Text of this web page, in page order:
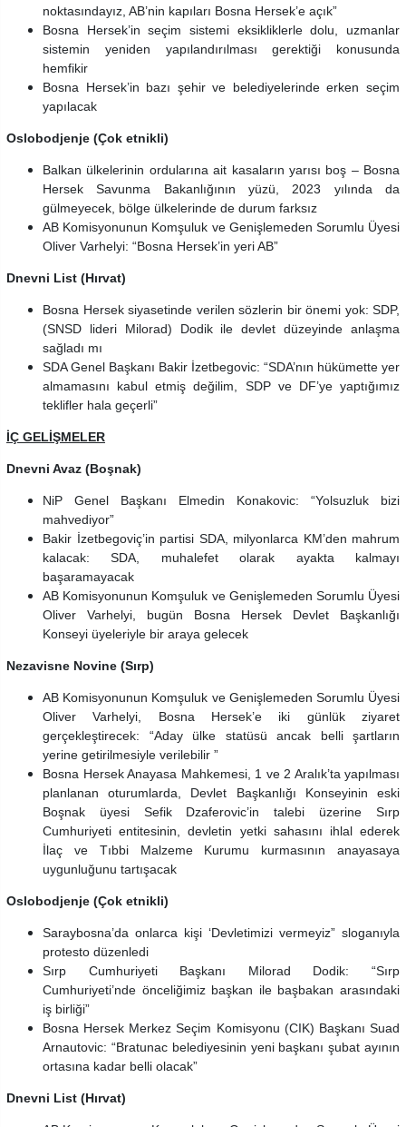
noktasındayız, AB’nin kapıları Bosna Hersek’e açık”
Bosna Hersek’in seçim sistemi eksikliklerle dolu, uzmanlar
sistemin yeniden yapılandırılması gerektiği konusunda
hemfikir
Bosna Hersek’in bazı şehir ve belediyelerinde erken seçim
yapılacak
Oslobodjenje (Çok etnikli)
Balkan ülkelerinin ordularına ait kasaların yarısı boş – Bosna
Hersek Savunma Bakanlığının yüzü, 2023 yılında da
gülmeyecek, bölge ülkelerinde de durum farksız
AB Komisyonunun Komşuluk ve Genişlemeden Sorumlu Üyesi
Oliver Varhelyi: “Bosna Hersek’in yeri AB”
Dnevni List (Hırvat)
Bosna Hersek siyasetinde verilen sözlerin bir önemi yok: SDP,
(SNSD lideri Milorad) Dodik ile devlet düzeyinde anlaşma
sağladı mı
SDA Genel Başkanı Bakir İzetbegovic: “SDA’nın hükümette yer
almamasını kabul etmiş değilim, SDP ve DF’ye yaptığımız
teklifler hala geçerli”
İÇ GELİŞMELER
Dnevni Avaz (Boşnak)
NiP Genel Başkanı Elmedin Konakovic: “Yolsuzluk bizi
mahvediyor”
Bakir İzetbegoviç’in partisi SDA, milyonlarca KM’den mahrum
kalacak: SDA, muhalefet olarak ayakta kalmayı
başaramayacak
AB Komisyonunun Komşuluk ve Genişlemeden Sorumlu Üyesi
Oliver Varhelyi, bugün Bosna Hersek Devlet Başkanlığı
Konseyi üyeleriyle bir araya gelecek
Nezavisne Novine (Sırp)
AB Komisyonunun Komşuluk ve Genişlemeden Sorumlu Üyesi
Oliver Varhelyi, Bosna Hersek’e iki günlük ziyaret
gerçekleştirecek: “Aday ülke statüsü ancak belli şartların
yerine getirilmesiyle verilebilir ”
Bosna Hersek Anayasa Mahkemesi, 1 ve 2 Aralık’ta yapılması
planlanan oturumlarda, Devlet Başkanlığı Konseyinin eski
Boşnak üyesi Sefik Dzaferovic’in talebi üzerine Sırp
Cumhuriyeti entitesinin, devletin yetki sahasını ihlal ederek
İlaç ve Tıbbi Malzeme Kurumu kurmasının anayasaya
uygunluğunu tartışacak
Oslobodjenje (Çok etnikli)
Saraybosna’da onlarca kişi ‘Devletimizi vermeyiz” sloganıyla
protesto düzenledi
Sırp Cumhuriyeti Başkanı Milorad Dodik: “Sırp
Cumhuriyeti’nde önceliğimiz başkan ile başbakan arasındaki
iş birliği”
Bosna Hersek Merkez Seçim Komisyonu (CIK) Başkanı Suad
Arnautovic: “Bratunac belediyesinin yeni başkanı şubat ayının
ortasına kadar belli olacak”
Dnevni List (Hırvat)